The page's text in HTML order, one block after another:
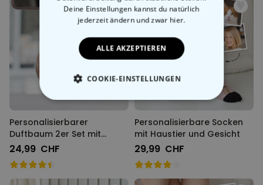
Personalisierbarer
Duftbaum 2er Set mit
Gesicht
24,99 CHF
Personalisierbare Socken
mit Haustier und Gesicht
29,99 CHF
Deine Einstellungen kannst du natürlich
jederzeit ändern und zwar hier.
ALLE AKZEPTIEREN
COOKIE-EINSTELLUNGEN
PERFORMANCE
SONSTIGE